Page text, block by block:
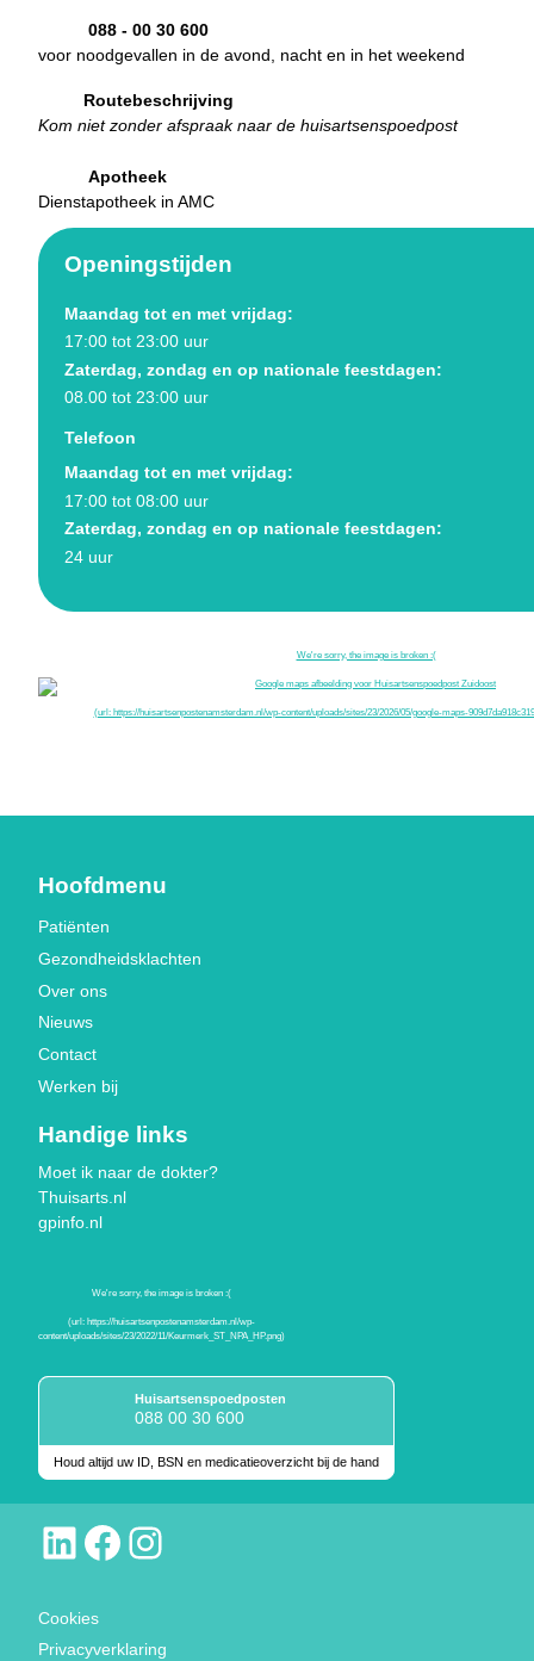
Telefoonnummer van Huisartsenspoedpost Zuidoost
088 - 00 30 600
voor noodgevallen in de avond, nacht en in het weekend
Routebeschrijving
Kom niet zonder afspraak naar de huisartsenspoedpost
Apotheek
Dienstapotheek in AMC
Openingstijden
Maandag tot en met vrijdag:
17:00 tot 23:00 uur
Zaterdag, zondag en op nationale feestdagen:
08.00 tot 23:00 uur
Telefoon
Maandag tot en met vrijdag:
17:00 tot 08:00 uur
Zaterdag, zondag en op nationale feestdagen:
24 uur
Hoofdmenu
Patiënten
Gezondheidsklachten
Over ons
Nieuws
Contact
Werken bij
Handige links
Moet ik naar de dokter?
Thuisarts.nl
gpinfo.nl
Huisartsenspoedposten
088 00 30 600
Houd altijd uw ID, BSN en medicatieoverzicht bij de hand
LinkedIn
Facebook
Instagram
Cookies
Privacyverklaring